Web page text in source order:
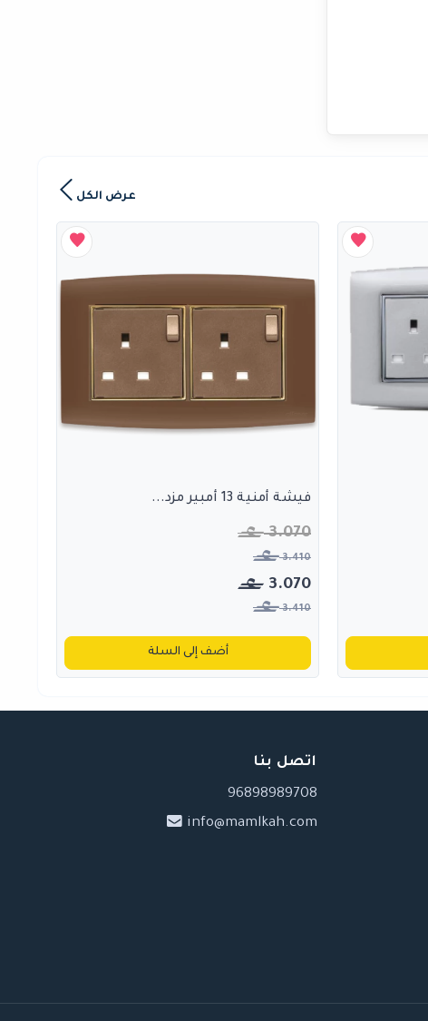
عرض الكل
فيشة أمنية 13 أمبير مزد...
3.070
3.410
3.070
3.410
أضف إلى السلة
اتصل بنا
96898989708
info@mamlkah.com